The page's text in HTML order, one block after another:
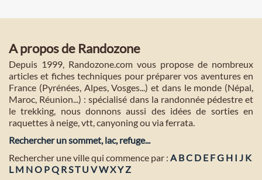
A propos de Randozone
Depuis 1999, Randozone.com vous propose de nombreux
articles et fiches techniques pour préparer vos aventures en
France (Pyrénées, Alpes, Vosges...) et dans le monde (Népal,
Maroc, Réunion...) : spécialisé dans la randonnée pédestre et
le trekking, nous donnons aussi des idées de sorties en
raquettes à neige, vtt, canyoning ou via ferrata.
Rechercher un sommet, lac, refuge...
Rechercher une ville qui commence par : A BC D E FG H I J K
L M NO PQ RST U VWXYZ